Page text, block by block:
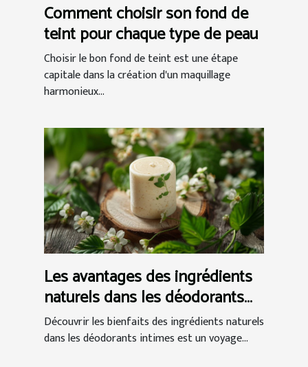
Comment choisir son fond de
teint pour chaque type de peau
Choisir le bon fond de teint est une étape
capitale dans la création d'un maquillage
harmonieux...
Les avantages des ingrédients
naturels dans les déodorants
intimes
Découvrir les bienfaits des ingrédients naturels
dans les déodorants intimes est un voyage...